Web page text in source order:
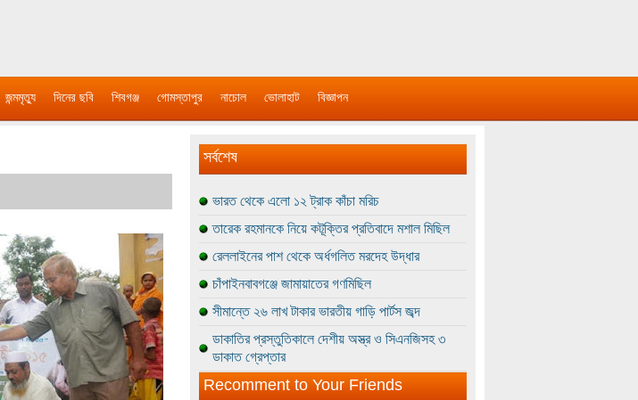
জন্মমৃত্যু দিনের ছবি শিবগঞ্জ গোমস্তাপুর নাচোল ভোলাহাট বিজ্ঞাপন
সর্বশেষ
ভারত থেকে এলো ১২ ট্রাক কাঁচা মরিচ
তারেক রহমানকে নিয়ে কটূক্তির প্রতিবাদে মশাল মিছিল
রেললাইনের পাশ থেকে অর্ধগলিত মরদেহ উদ্ধার
চাঁপাইনবাবগঞ্জে জামায়াতের গণমিছিল
সীমান্তে ২৬ লাখ টাকার ভারতীয় গাড়ি পার্টস জব্দ
ডাকাতির প্রস্তুতিকালে দেশীয় অস্ত্র ও সিএনজিসহ ৩
ডাকাত গ্রেপ্তার
Recomment to Your Friends